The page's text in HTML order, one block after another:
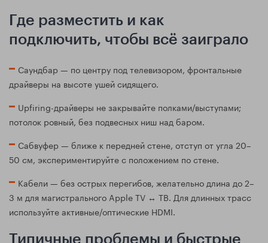
Где разместить и как
подключить, чтобы всё заиграло
Саундбар — по центру под телевизором, фронтальные
драйверы на высоте ушей сидящего.
Upfiring-драйверы не закрывайте полками/выступами;
потолок ровный, без подвесных ниш над баром.
Сабвуфер — ближе к передней стене, отступ от угла 20–
50 см, экспериментируйте с положением по стене.
Кабели — без острых перегибов, желательно длина до 2–
3 м для магистрального Apple TV ↔ ТВ. Для длинных трасс
используйте активные/оптические HDMI.
Типичные проблемы и быстрые